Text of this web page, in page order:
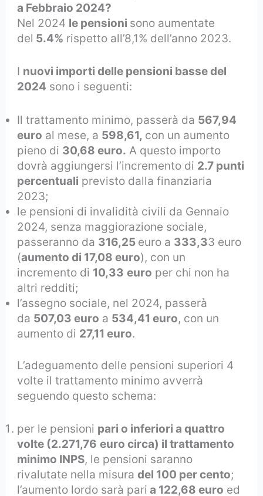
a Febbraio 2024?
Nel 2024 le pensioni sono aumentate
del 5.4% rispetto all’8,1% dell’anno 2023.
I nuovi importi delle pensioni basse del
2024 sono i seguenti:
Il trattamento minimo, passerà da 567,94
euro al mese, a 598,61, con un aumento
pieno di 30,68 euro. A questo importo
dovrà aggiungersi l’incremento di 2.7 punti
percentuali previsto dalla finanziaria
2023;
le pensioni di invalidità civili da Gennaio
2024, senza maggiorazione sociale,
passeranno da 316,25 euro a 333,33 euro
(aumento di 17,08 euro), con un
incremento di 10,33 euro per chi non ha
altri redditi;
l’assegno sociale, nel 2024, passerà
da 507,03 euro a 534,41 euro, con un
aumento di 27,11 euro.
L’adeguamento delle pensioni superiori 4
volte il trattamento minimo avverrà
seguendo questo schema:
per le pensioni pari o inferiori a quattro
volte (2.271,76 euro circa) il trattamento
minimo INPS, le pensioni saranno
rivalutate nella misuradel 100 per cento;
l’aumento lordo sarà pari a 122,68 euro ed